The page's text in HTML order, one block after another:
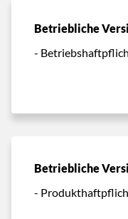
Betriebliche
-
Betriebliche
-